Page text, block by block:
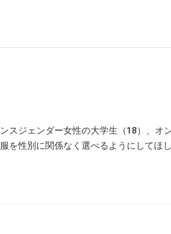
スジェンダー女性の大学生（18）、オ
を性別に関係なく選べるようにしてほ